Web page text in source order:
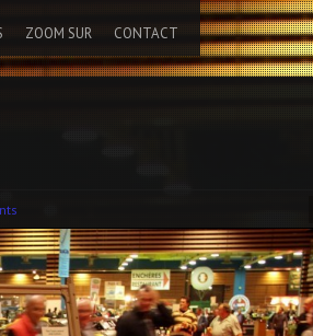
ZOOM SUR CONTACT